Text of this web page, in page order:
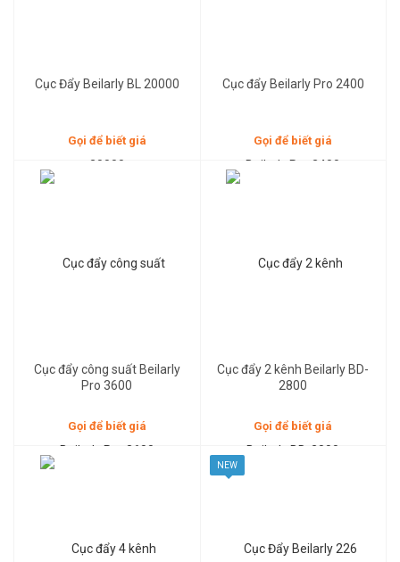
Cục Đẩy Beilarly BL 20000
Gọi để biết giá
Cục đẩy Beilarly Pro 2400
Gọi để biết giá
Cục đẩy công suất Beilarly
Pro 3600
Gọi để biết giá
Cục đẩy 2 kênh Beilarly BD-
2800
Gọi để biết giá
NEW